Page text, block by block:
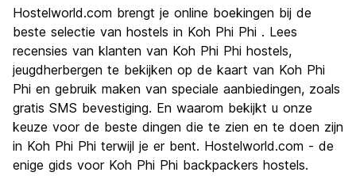
Cultuur
Uitgaan
Waarde voor uw geld
6.7
Hostelworld.com brengt je online boekingen bij de
beste selectie van hostels in Koh Phi Phi . Lees
recensies van klanten van Koh Phi Phi hostels,
jeugdherbergen te bekijken op de kaart van Koh Phi
Phi en gebruik maken van speciale aanbiedingen, zoals
gratis SMS bevestiging. En waarom bekijkt u onze
keuze voor de beste dingen die te zien en te doen zijn
in Koh Phi Phi terwijl je er bent. Hostelworld.com - de
enige gids voor Koh Phi Phi backpackers hostels.